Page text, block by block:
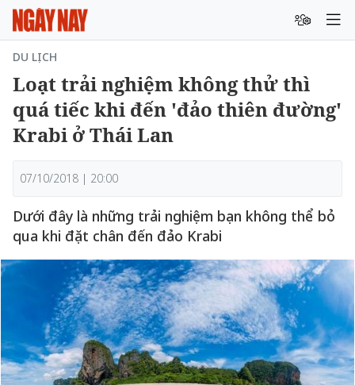
DU LỊCH
Loạt trải nghiệm không thử thì
quá tiếc khi đến 'đảo thiên đường'
Krabi ở Thái Lan
07/10/2018 | 20:00
Dưới đây là những trải nghiệm bạn không thể bỏ
qua khi đặt chân đến đảo Krabi